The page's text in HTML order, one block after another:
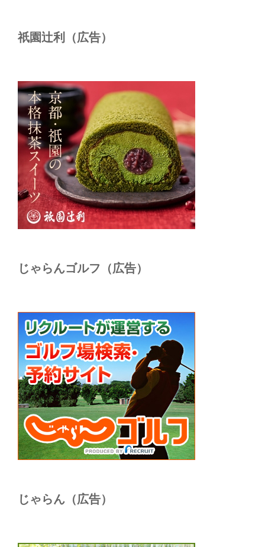
祇園辻利（広告）
じゃらんゴルフ（広告）
じゃらん（広告）